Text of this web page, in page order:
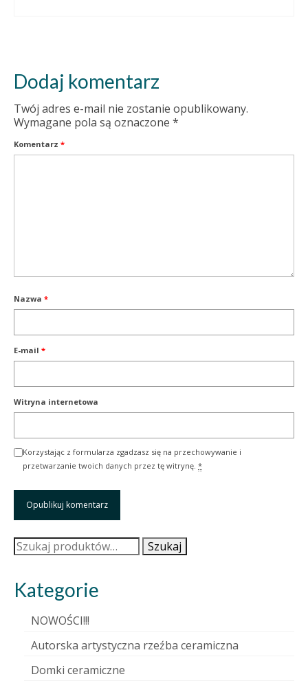
Dodaj komentarz
Twój adres e-mail nie zostanie opublikowany.
Wymagane pola są oznaczone *
Komentarz *
Nazwa *
E-mail *
Witryna internetowa
Korzystając z formularza zgadzasz się na przechowywanie i
przetwarzanie twoich danych przez tę witrynę. *
Szukaj: Szukaj
Kategorie
NOWOŚCI!!!
Autorska artystyczna rzeźba ceramiczna
Domki ceramiczne